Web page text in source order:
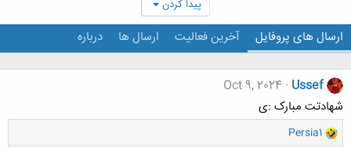
پیدا کردن
ارسال های پروفایل آخرین فعالیت ارسال ها درباره
Ussef
Oct 9, 2024
شهادتت مبارک :ی
وPersia1